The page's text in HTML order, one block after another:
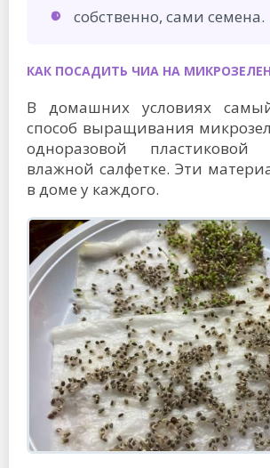
собственно, сами семена.
КАК ПОСАДИТЬ ЧИА НА
В домашних условиях
способ выращивания
одноразовой
влажной салфетке. Эти
в доме у каждого.